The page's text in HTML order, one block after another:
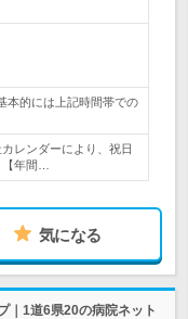
本的には上記時間帯での
レンダーにより、祝日
年間…
気になる
｜1道6県20の病院ネット